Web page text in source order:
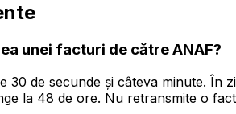
unei facturi de către ANAF?
30 de secunde și câteva minute. În
la 48 de ore. Nu retransmite o